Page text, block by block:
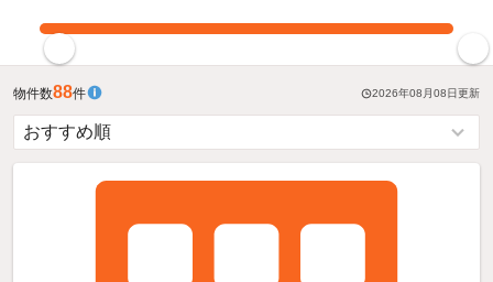
物件数88件 2026年08月08日更新